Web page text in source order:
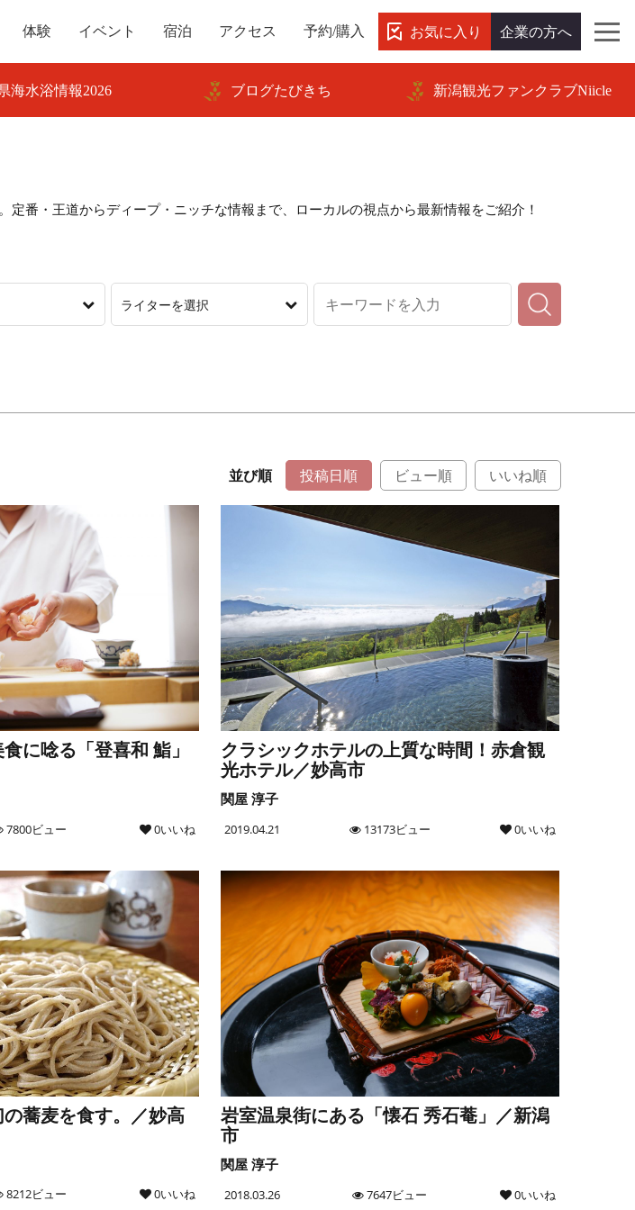
体験 イベント 宿泊 アクセス 予約/購入 お気に入り 企業の方へ
海水浴情報2026 ブログたびきち 新潟観光ファンクラブNiicle
番・王道からディープ・ニッチな情報まで、ローカルの視点から最新情報をご紹介！
ライターを選択
並び順 投稿日順 ビュー順 いいね順
に唸る「登喜和 鮨」
7800ビュー 0いいね
クラシックホテルの上質な時間！赤倉観
光ホテル／妙高市
関屋 淳子
2019.04.21 13173ビュー 0いいね
の蕎麦を食す。／妙高
8212ビュー 0いいね
岩室温泉街にある「懐石 秀石菴」／新潟
市
関屋 淳子
2018.03.26 7647ビュー 0いいね